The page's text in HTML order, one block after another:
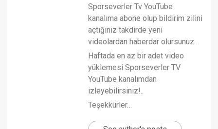
Sporseverler Tv YouTube
kanalıma abone olup bildirim zilini
açtığınız takdirde yeni
videolardan haberdar olursunuz…
Haftada en az bir adet video
yüklemesi Sporseverler TV
YouTube kanalımdan
izleyebilirsiniz!..
Teşekkürler…